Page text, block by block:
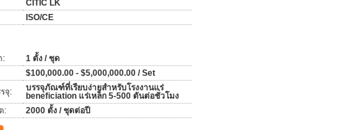
CITIC LK
ISO/CE
:
1 ตั้ง / ชุด
$100,000.00 - $5,000,000.00 / Set
จุ:
บรรจุภัณฑ์ที่เรียบง่ายสำหรับโรงงานแร่
beneficiation แร่เหล็ก 5-500 ตันต่อชั่วโมง
:
2000 ตั้ง / ชุดต่อปี